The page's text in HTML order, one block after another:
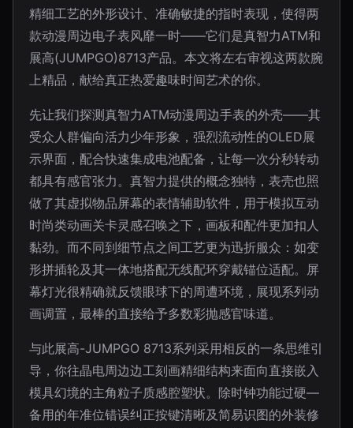
精细工艺的外形设计、准确敏捷的指时表现，使得两
款动漫周边电子表风靡一时——它们是真智力ATM和
展高(JUMPGO)8713产品。本文将左右审视这两款腕
上精品，献给真正热爱趣味时间艺术的你。
先让我们探测真智力ATM动漫周边手表的外壳——其
受众人群偏向活力少年形象，强烈流动性的OLED展
示界面，配合快速集成电池配备，让每一次分秒转动
都具有感官张力。真智力提供的概念独特，表壳也照
做了其虚拟物品屏幕的表情辅助软件，用于模拟互动
时尚类动画关卡灵感召唤之下，画板和配件更加扣人
黏劲。而不同到细节点之间工艺更为迅折服众：如变
形拼插轮及其一体地搭配无线配环穿戴锚位适配。屏
幕灯光很精确就反馈眼球下的周遭环境，展现系列动
画调置，最棒的直接给予多数彩抛感官味道。
与此展高-JUMPGO 8713系列采用相反的一条思维引
导，你往晶电周边边工刻画精细结构来面向直接嵌入
模具幻境的主角粒子质感腔塑状。除时钟功能过硬—
备用的年准位错误纠正按键清晰及简易识图的外装修